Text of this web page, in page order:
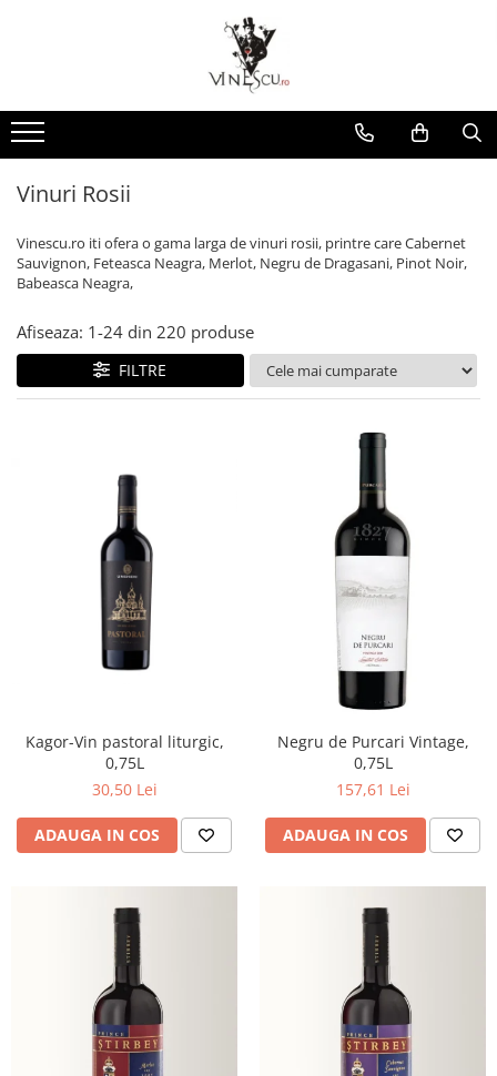
Vinuri Spumante
Sampanie / Champagne
Vinuri Rosii
Vinuri Albe
Vinuri Rose
Vinuri seci
Vinuri demiseci
Vinuri demidulci
Vinuri dupa provenienta
Vinuri Rosii
Vinuri Albe
Vinuri Rose
Vinuri pentru cadou
Vinuri de colectie/vechi
Vinuri personalizate
Cognac/Coniac/Armagnac/Vinarsuri
Vinarsuri
Cognac/Coniac/Armagnac
Ciocolata
Condimente
Ulei de masline
Cutii cadou vinuri
Vinuri Rosii
Vinescu.ro iti ofera o gama larga de vinuri rosii, printre care Cabernet
Sauvignon, Feteasca Neagra, Merlot, Negru de Dragasani, Pinot Noir,
Babeasca Neagra,
Afiseaza: 1-24 din 220 produse
FILTRE
Kagor-Vin pastoral liturgic,
0,75L
30,50 Lei
ADAUGA IN COS
Negru de Purcari Vintage,
0,75L
157,61 Lei
ADAUGA IN COS